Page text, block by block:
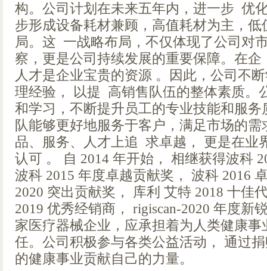
构。公司计划在未来五年内，进一步 优
步形成设备耗材兼顾，高值耗材为主，
局。这 一战略布局，不仅体现了公司对
察，更是公司持续发展的重要保障。在
人才是企业宝贵的资源 。因此，公司不
理经验， 以提 高销售队伍的整体素质。
和学习，不断提升员工的专业技能和服务
队能够更好地服务于客户，满足市场的
品、服务、人才上追 求卓越， 更是在业
认可 。 自 2014 年开始， 相继获得波科
波科 2015 年度卓越贡献奖， 波科 2016
2020 突出贡献奖， 库利 艾特 2018 十佳
2019 优秀经销商， rigiscan-2020 年度新
家医疗器械企业，应承担着为人类健康
任。公司积极参与各类公益活动， 通过
的健康事业贡献自己的力量。